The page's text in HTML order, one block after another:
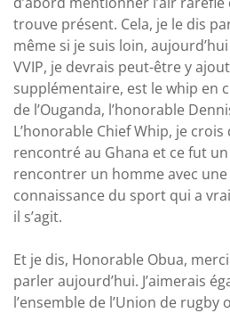
trouve présent. Cela, je le dis
même si je suis loin,
VVIP, je devrais peut-être y
supplémentaire, est le whip en
de l’Ouganda, l’honorable
L’honorable Chief Whip, je crois
rencontré au Ghana et ce fut
rencontrer un homme avec
connaissance du sport qui a
il s’agit.
Et je dis, Honorable Obua,
parler aujourd’hui. J’aimerais
l’ensemble de l’Union de rugby